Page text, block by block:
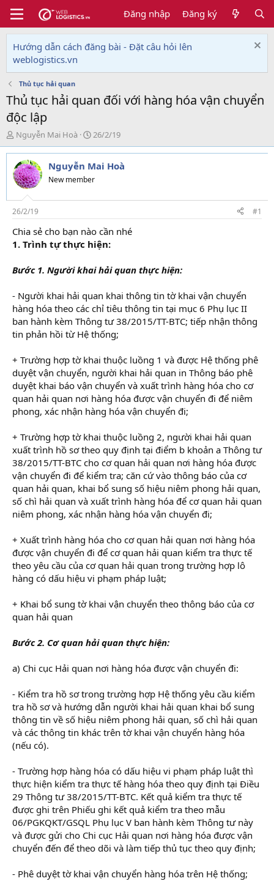
Đăng nhập Đăng ký
Hướng dẫn cách đăng bài - Đặt câu hỏi lên
weblogistics.vn
Thủ tục hải quan
Thủ tục hải quan đối với hàng hóa vận chuyển
độc lập
T
h
r
e
a
d
s
t
a
r
t
r
Nguyễn Mai Hoà
N
g
à
y
g
i
26/2/19
Nguyễn Mai Hoà
New member
26/2/19 #1
Chia sẻ cho bạn nào cần nhé
1. Trình tự thực hiện:
Bước 1. Người khai hải quan thực hiện:
- Người khai hải quan khai thông tin tờ khai vận chuyển
hàng hóa theo các chỉ tiêu thông tin tại mục 6 Phụ lục II
ban hành kèm Thông tư 38/2015/TT-BTC; tiếp nhận thông
tin phản hồi từ Hệ thống;
+ Trường hợp tờ khai thuộc luồng 1 và được Hệ thống phê
duyệt vận chuyển, người khai hải quan in Thông báo phê
duyệt khai báo vận chuyển và xuất trình hàng hóa cho cơ
quan hải quan nơi hàng hóa được vận chuyển đi để niêm
phong, xác nhận hàng hóa vận chuyển đi;
+ Trường hợp tờ khai thuộc luồng 2, người khai hải quan
xuất trình hồ sơ theo quy định tại điểm b khoản a Thông tư
38/2015/TT-BTC cho cơ quan hải quan nơi hàng hóa được
vận chuyển đi để kiểm tra; căn cứ vào thông báo của cơ
quan hải quan, khai bổ sung số hiệu niêm phong hải quan,
số chì hải quan và xuất trình hàng hóa để cơ quan hải quan
niêm phong, xác nhận hàng hóa vận chuyển đi;
+ Xuất trình hàng hóa cho cơ quan hải quan nơi hàng hóa
được vận chuyển đi để cơ quan hải quan kiểm tra thực tế
theo yêu cầu của cơ quan hải quan trong trường hợp lô
hàng có dấu hiệu vi phạm pháp luật;
+ Khai bổ sung tờ khai vận chuyển theo thông báo của cơ
quan hải quan
Bước 2. Cơ quan hải quan thực hiện:
a) Chi cục Hải quan nơi hàng hóa được vận chuyển đi:
- Kiểm tra hồ sơ trong trường hợp Hệ thống yêu cầu kiểm
tra hồ sơ và hướng dẫn người khai hải quan khai bổ sung
thông tin về số hiệu niêm phong hải quan, số chì hải quan
và các thông tin khác trên tờ khai vận chuyển hàng hóa
(nếu có).
- Trường hợp hàng hóa có dấu hiệu vi phạm pháp luật thì
thực hiện kiểm tra thực tế hàng hóa theo quy định tại Điều
29 Thông tư 38/2015/TT-BTC. Kết quả kiểm tra thực tế
được ghi trên Phiếu ghi kết quả kiểm tra theo mẫu
06/PGKQKT/GSQL Phụ lục V ban hành kèm Thông tư này
và được gửi cho Chi cục Hải quan nơi hàng hóa được vận
chuyển đến để theo dõi và làm tiếp thủ tục theo quy định;
- Phê duyệt tờ khai vận chuyển hàng hóa trên Hệ thống;